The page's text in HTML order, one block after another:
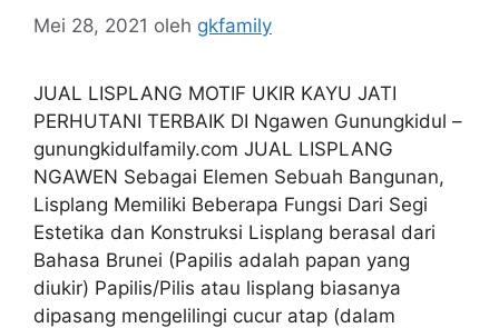
Mei 28, 2021 oleh gkfamily
JUAL LISPLANG MOTIF UKIR KAYU JATI
PERHUTANI TERBAIK DI Ngawen Gunungkidul –
gunungkidulfamily.com JUAL LISPLANG
NGAWEN Sebagai Elemen Sebuah Bangunan,
Lisplang Memiliki Beberapa Fungsi Dari Segi
Estetika dan Konstruksi Lisplang berasal dari
Bahasa Brunei (Papilis adalah papan yang
diukir) Papilis/Pilis atau lisplang biasanya
dipasang mengelilingi cucur atap (dalam